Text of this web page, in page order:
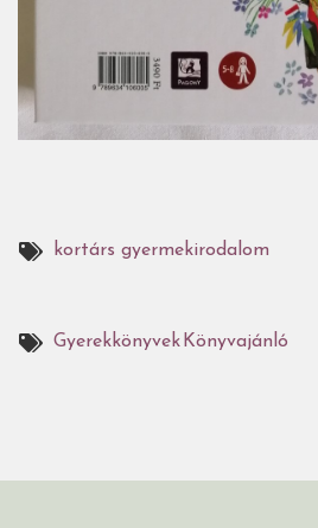
kortárs gyermekirodalom
Gyerekkönyvek Könyvajánló